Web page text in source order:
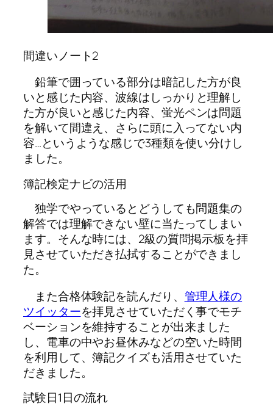
間違いノート2
鉛筆で囲っている部分は暗記した方が良
いと感じた内容、波線はしっかりと理解し
た方が良いと感じた内容、 蛍光ペンは問題
を解いて間違え、さらに頭に入ってない内
容…というような感じで3種類を使い分けし
ました。
簿記検定ナビの活用
独学でやっているとどうしても問題集の
解答では理解できない壁に当たってしまい
ます。そんな時には、2級の質問掲示板を拝
見させていただき払拭することができまし
た。
また合格体験記を読んだり、 管理人様の
ツイッターを拝見させていただく事でモチ
ベーションを維持することが出来ました
し、電車の中やお昼休みなどの空いた時間
を利用して、簿記クイズも活用させていた
だきました。
試験日1日の流れ